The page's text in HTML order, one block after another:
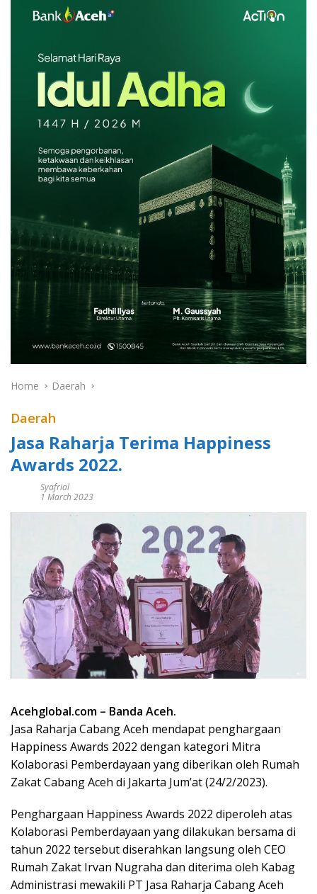
Home Daerah
Daerah
Jasa Raharja Terima Happiness
Awards 2022.
Syafrial
1 March 2023
Acehglobal.com – Banda Aceh.
Jasa Raharja Cabang Aceh mendapat penghargaan
Happiness Awards 2022 dengan kategori Mitra
Kolaborasi Pemberdayaan yang diberikan oleh Rumah
Zakat Cabang Aceh di Jakarta Jum’at (24/2/2023).
Penghargaan Happiness Awards 2022 diperoleh atas
Kolaborasi Pemberdayaan yang dilakukan bersama di
tahun 2022 tersebut diserahkan langsung oleh CEO
Rumah Zakat Irvan Nugraha dan diterima oleh Kabag
Administrasi mewakili PT Jasa Raharja Cabang Aceh